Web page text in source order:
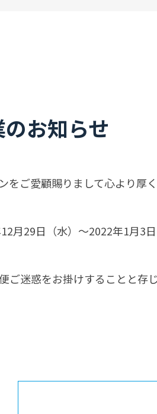
お知らせ
をご愛顧賜りまして心より厚
月29日（水）〜2022年1月3
ご迷惑をお掛けすることと存